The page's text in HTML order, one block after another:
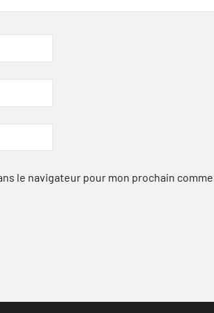
le navigateur pour mon prochain